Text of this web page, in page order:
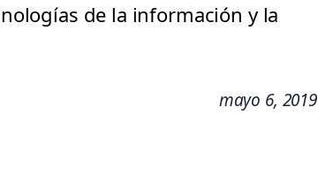
de la información y la
mayo 6, 2019